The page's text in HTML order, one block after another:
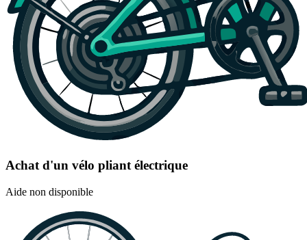
Achat d'un vélo pliant électrique
Aide non disponible